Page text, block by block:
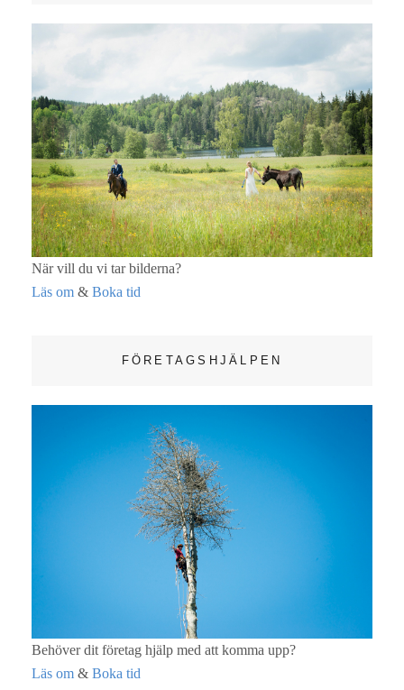
När vill du vi tar bilderna?
Läs om & Boka tid
FÖRETAGSHJÄLPEN
Behöver dit företag hjälp med att komma upp?
Läs om & Boka tid